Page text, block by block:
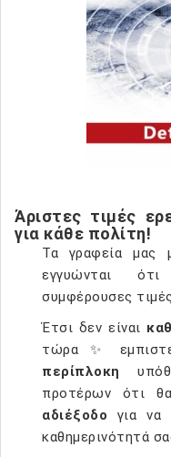
Άριστες τιμές
για κάθε πολίτη!
Τα γραφεία μας
εγγυώνται
συμφέρουσες
Έτσι δεν είναι
τώρα ✨
περίπλοκη
προτέρων ότι
αδιέξοδο για
καθημερινότητά